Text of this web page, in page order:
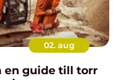
02. aug